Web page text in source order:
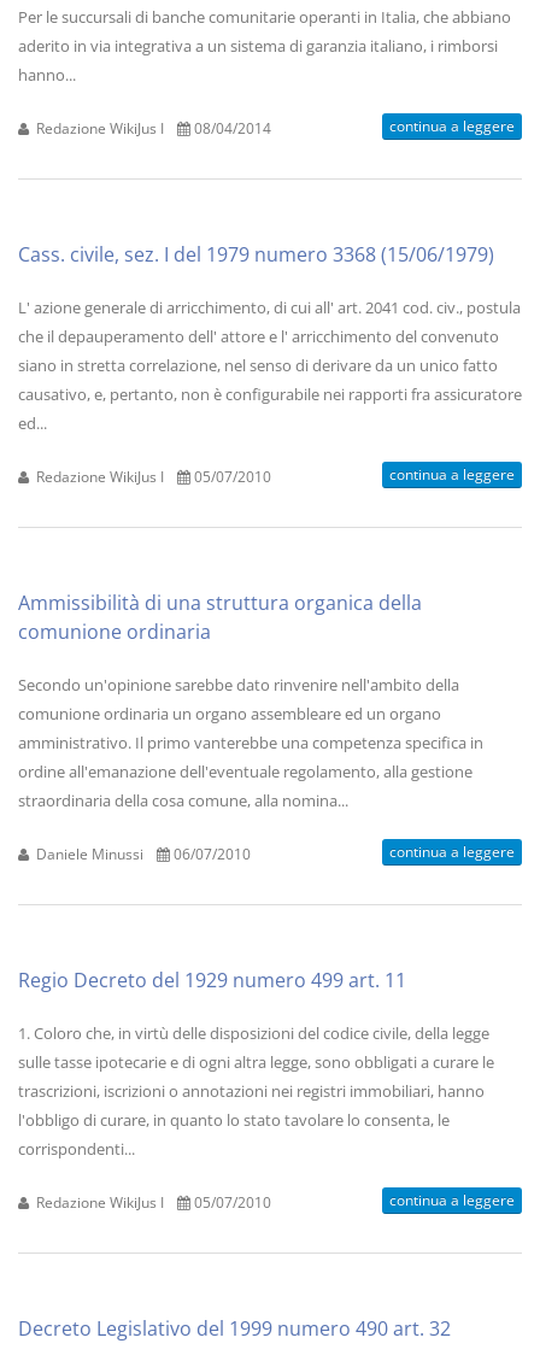
Per le succursali di banche comunitarie operanti in Italia, che abbiano
aderito in via integrativa a un sistema di garanzia italiano, i rimborsi
hanno...
Redazione WikiJus I 08/04/2014 continua a leggere
Cass. civile, sez. I del 1979 numero 3368 (15/06/1979)
L' azione generale di arricchimento, di cui all' art. 2041 cod. civ., postula
che il depauperamento dell' attore e l' arricchimento del convenuto
siano in stretta correlazione, nel senso di derivare da un unico fatto
causativo, e, pertanto, non è configurabile nei rapporti fra assicuratore
ed...
Redazione WikiJus I 05/07/2010 continua a leggere
Ammissibilità di una struttura organica della
comunione ordinaria
Secondo un'opinione sarebbe dato rinvenire nell'ambito della
comunione ordinaria un organo assembleare ed un organo
amministrativo. Il primo vanterebbe una competenza specifica in
ordine all'emanazione dell'eventuale regolamento, alla gestione
straordinaria della cosa comune, alla nomina...
Daniele Minussi 06/07/2010 continua a leggere
Regio Decreto del 1929 numero 499 art. 11
1. Coloro che, in virtù delle disposizioni del codice civile, della legge
sulle tasse ipotecarie e di ogni altra legge, sono obbligati a curare le
trascrizioni, iscrizioni o annotazioni nei registri immobiliari, hanno
l'obbligo di curare, in quanto lo stato tavolare lo consenta, le
corrispondenti...
Redazione WikiJus I 05/07/2010 continua a leggere
Decreto Legislativo del 1999 numero 490 art. 32